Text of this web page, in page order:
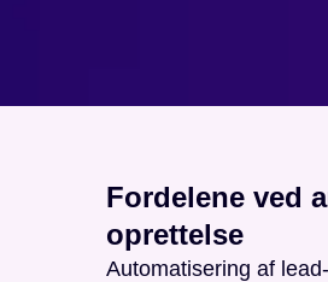
Fordelene ved
oprettelse
Automatisering af